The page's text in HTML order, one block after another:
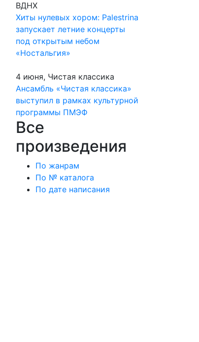
ВДНХ
Хиты нулевых хором: Palestrina
запускает летние концерты
под открытым небом
«Ностальгия»
4 июня, Чистая классика
Ансамбль «Чистая классика»
выступил в рамках культурной
программы ПМЭФ
Все
произведения
По жанрам
По № каталога
По дате написания